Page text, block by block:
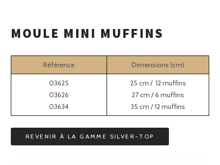
MOULE MINI MUFFINS
Référence Dimensions (cm)
03625
03626
03634
25 cm / 12 muffins
27 cm / 6 muffins
35 cm / 12 muffins